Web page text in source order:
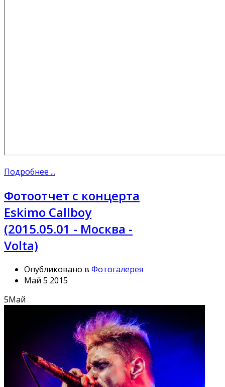
Подробнее ...
Фотоотчет с концерта
Eskimo Callboy
(2015.05.01 - Москва -
Volta)
Опубликовано в Фотогалерея
Май 5 2015
5Май